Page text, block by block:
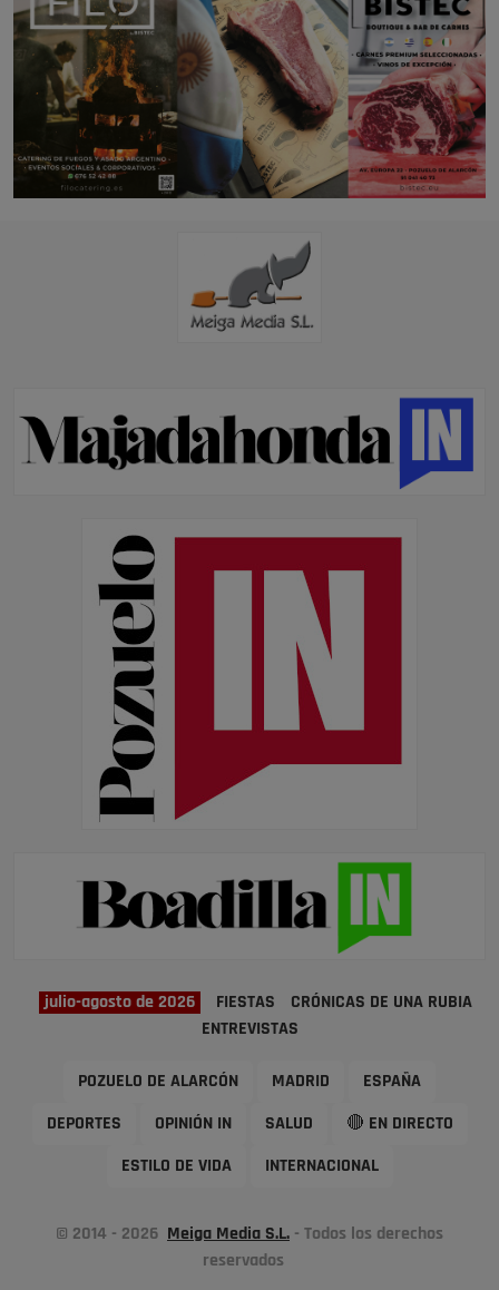
julio-agosto de 2026 FIESTAS
CRÓNICAS DE UNA RUBIA
ENTREVISTAS
POZUELO DE ALARCÓN MADRID ESPAÑA
DEPORTES OPINIÓN IN SALUD 🔴 EN DIRECTO
ESTILO DE VIDA INTERNACIONAL
© 2014 - 2026 Meiga Media S.L. - Todos los derechos
reservados